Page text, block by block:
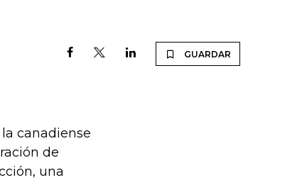
GUARDAR
canadiense
de
una